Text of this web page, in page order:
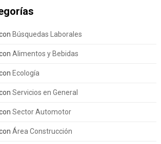
Búsquedas Laborales
Alimentos y Bebidas
Ecología
Servicios en General
Sector Automotor
Área Construcción